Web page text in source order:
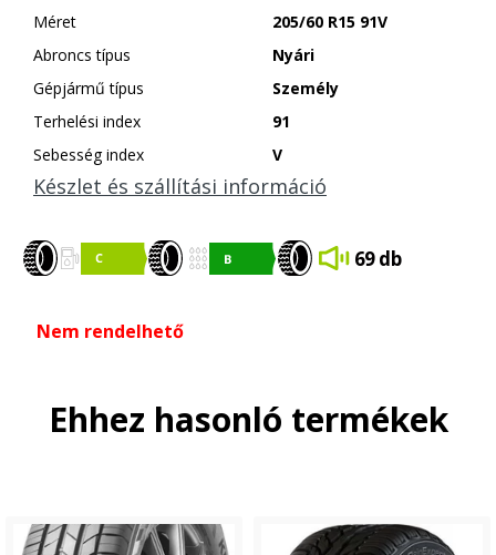
Méret
205/60 R15 91V
Abroncs típus
Nyári
Gépjármű típus
Személy
Terhelési index
91
Sebesség index
V
Készlet és szállítási információ
69 db
Nem rendelhető
Ehhez hasonló termékek